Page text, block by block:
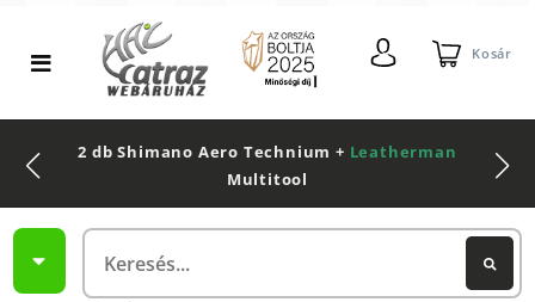
Kosár
2 db Shimano Aero Technium + Leatherman
Multitool